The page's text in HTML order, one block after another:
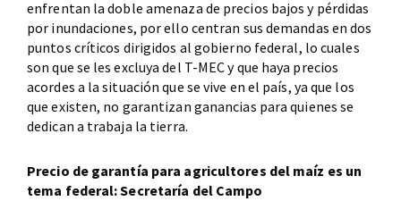
enfrentan la doble amenaza de precios bajos y pérdidas
por inundaciones, por ello centran sus demandas en dos
puntos críticos dirigidos al gobierno federal, lo cuales
son que se les excluya del T-MEC y que haya precios
acordes a la situación que se vive en el país, ya que los
que existen, no garantizan ganancias para quienes se
dedican a trabaja la tierra.
Precio de garantía para agricultores del maíz es un
tema federal: Secretaría del Campo